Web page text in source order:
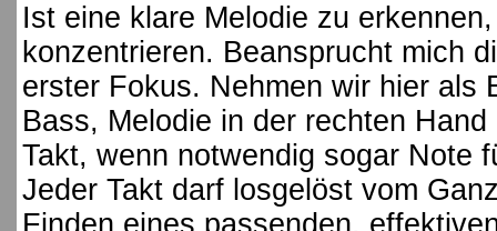
Ist eine klare Melodie zu
konzentrieren. Beansprucht mich
erster Fokus. Nehmen wir hier als
Bass, Melodie in der rechten
Takt, wenn notwendig sogar Note
Jeder Takt darf losgelöst vom